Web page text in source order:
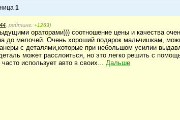
1
, рейтинг: +1263)
ораторами))) соотношение цены и качества
до мелочей. Очень хороший подарок мальчишкам,
с деталями,которые при небольшом усилии
может расслоиться, но это легко решить с
использует авто в своих... Дальше